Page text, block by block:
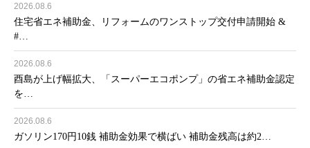
2026.08.6
住宅省エネ補助金、リフォームのワンストップ交付申請開始 &
#…
2026.08.6
酉島が上げ幅拡大、「スーパーエコポンプ」の省エネ補助金認定
を…
2026.08.6
ガソリン170円10銭 補助金効果で横ばい 補助金残高は約2…